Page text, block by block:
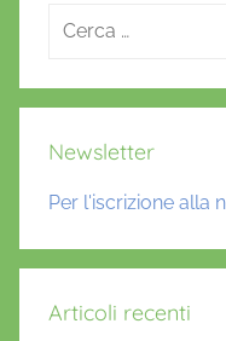
Ricerca
Newsletter
Per l'iscrizione alla
Articoli recenti